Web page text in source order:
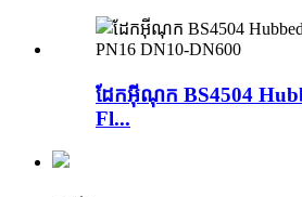
ដែកអ៊ីណុក BS4504
Fl...